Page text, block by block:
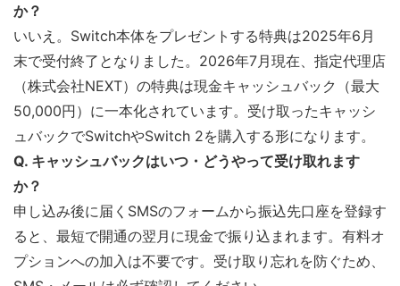
か？
いいえ。Switch本体をプレゼントする特典は2025年6月
末で受付終了となりました。2026年7月現在、指定代理店
（株式会社NEXT）の特典は現金キャッシュバック（最大
50,000円）に一本化されています。受け取ったキャッシ
ュバックでSwitchやSwitch 2を購入する形になります。
Q. キャッシュバックはいつ・どうやって受け取れます
か？
申し込み後に届くSMSのフォームから振込先口座を登録す
ると、最短で開通の翌月に現金で振り込まれます。有料オ
プションへの加入は不要です。受け取り忘れを防ぐため、